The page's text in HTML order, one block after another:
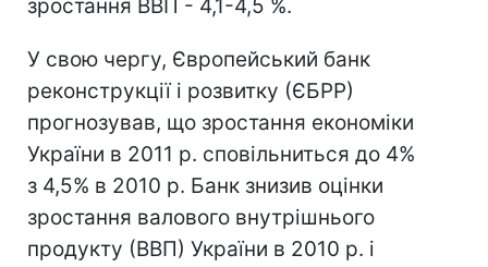
зростання ВВП - 4,1-4,5 %.
У свою чергу, Європейський банк
реконструкції і розвитку (ЄБРР)
прогнозував, що зростання економіки
України в 2011 р. сповільниться до 4%
з 4,5% в 2010 р. Банк знизив оцінки
зростання валового внутрішнього
продукту (ВВП) України в 2010 р. і